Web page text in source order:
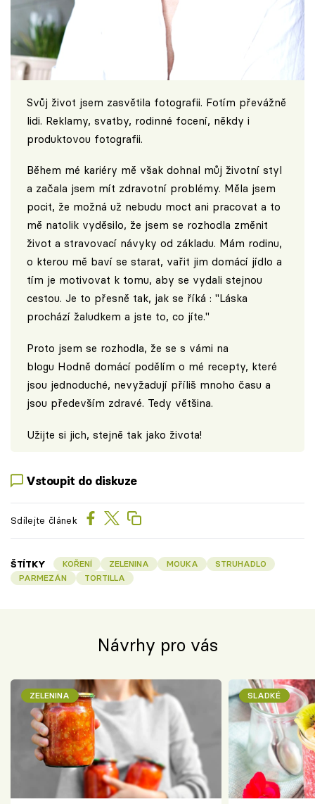
Svůj život jsem zasvětila fotografii. Fotím převážně
lidi. Reklamy, svatby, rodinné focení, někdy i
produktovou fotografii.
Během mé kariéry mě však dohnal můj životní styl
a začala jsem mít zdravotní problémy. Měla jsem
pocit, že možná už nebudu moct ani pracovat a to
mě natolik vyděsilo, že jsem se rozhodla změnit
život a stravovací návyky od základu. Mám rodinu,
o kterou mě baví se starat, vařit jim domácí jídlo a
tím je motivovat k tomu, aby se vydali stejnou
cestou. Je to přesně tak, jak se říká : "Láska
prochází žaludkem a jste to, co jíte."
Proto jsem se rozhodla, že se s vámi na
blogu Hodně domácípodělím o mé recepty, které
jsou jednoduché, nevyžadují příliš mnoho času a
jsou především zdravé. Tedy většina.
Užijte si jich, stejně tak jako života!
Vstoupit do diskuze
Sdílejte článek
ŠTÍTKY KOŘENÍ ZELENINA MOUKA
STRUHADLO
PARMEZÁN
TORTILLA
Návrhy pro vás
ZELENINA SLADKÉ